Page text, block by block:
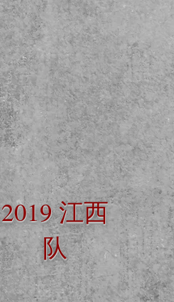
2019 江西
队